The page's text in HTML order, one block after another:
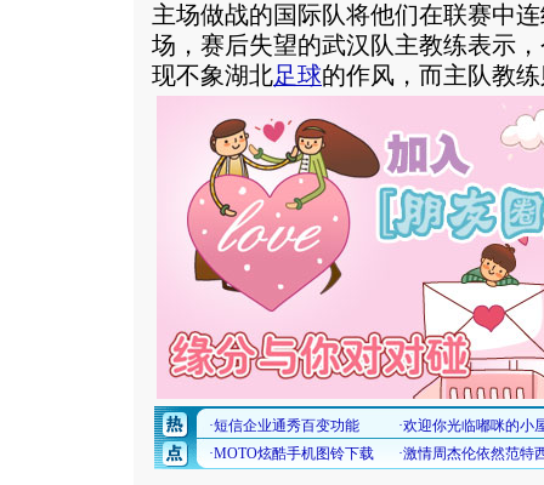
主场做战的国际队将他们在联赛中
场，赛后失望的武汉队主教练表示
现不象湖北足球的作风，而主队教